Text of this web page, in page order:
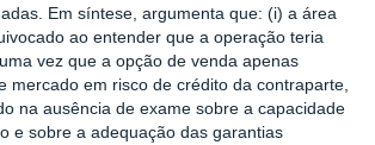
Em síntese, argumenta que: (i) a área
ao entender que a operação teria
vez que a opção de venda apenas
mercado em risco de crédito da contraparte,
na ausência de exame sobre a capacidade
e sobre a adequação das garantias